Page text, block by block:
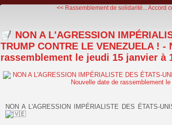
<< Rassemblement de solidarité...Accord
NON A L'AGRESSION
TRUMP CONTRE LE VENEZUELA !
rassemblement le jeudi 15 janvier à
NON A L'AGRESSION IMPÉRIALISTE DES ÉTATS-